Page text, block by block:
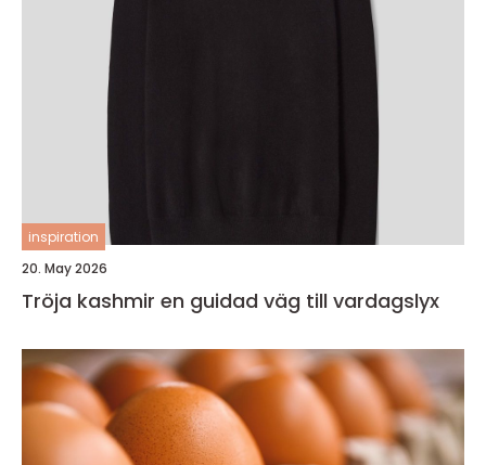
inspiration
20. May 2026
Tröja kashmir en guidad väg till vardagslyx